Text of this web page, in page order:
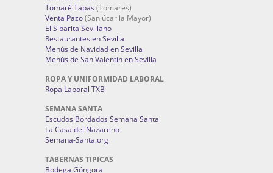
Tomaré Tapas (Tomares)
Venta Pazo(Sanlúcar la Mayor)
El Sibarita Sevillano
Restaurantes en Sevilla
Menús de Navidad en Sevilla
Menús de San Valentín en Sevilla
ROPA Y UNIFORMIDAD LABORAL
Ropa Laboral TXB
SEMANA SANTA
Escudos Bordados Semana Santa
La Casa del Nazareno
Semana-Santa.org
TABERNAS TIPICAS
Bodega Góngora